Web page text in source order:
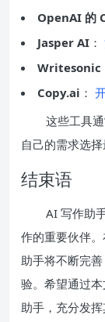
OpenAI 的
Jasper AI ：
Writesonic
Copy.ai ：
这些工具
自己的需求选择
结束语
AI 写作助
作的重要伙伴
助手将不断完
验。希望通过
助手，充分发挥